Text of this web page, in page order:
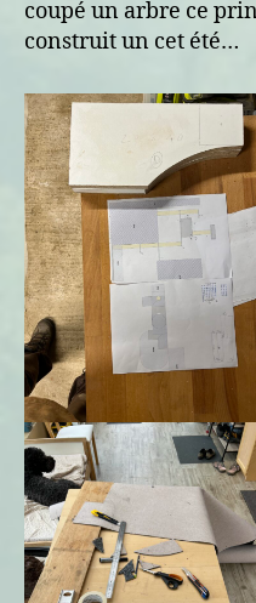
coupé un arbre ce
construit un cet été…